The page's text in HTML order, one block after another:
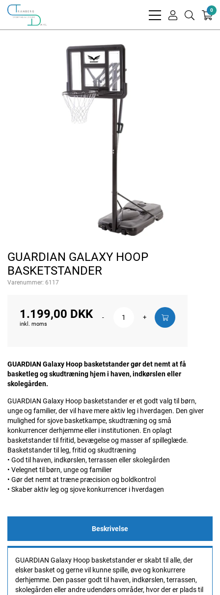
bars
user
search
0
GUARDIAN GALAXY HOOP
BASKETSTANDER
Varenummer: 6117
1.199,00 DKK
inkl. moms
- +
GUARDIAN Galaxy Hoop basketstander gør det nemt at få
basketleg og skudtræning hjem i haven, indkørslen eller
skolegården.
GUARDIAN Galaxy Hoop basketstander er et godt valg til børn,
unge og familier, der vil have mere aktiv leg i hverdagen. Den giver
mulighed for sjove basketkampe, skudtræning og små
konkurrencer derhjemme eller i institutionen. En oplagt
basketstander til fritid, bevægelse og masser af spilleglæde.
Basketstander til leg, fritid og skudtræning
• God til haven, indkørslen, terrassen eller skolegården
• Velegnet til børn, unge og familier
• Gør det nemt at træne præcision og boldkontrol
• Skaber aktiv leg og sjove konkurrencer i hverdagen
Beskrivelse
GUARDIAN Galaxy Hoop basketstander er skabt til alle, der
elsker basket og gerne vil kunne spille, øve og konkurrere
derhjemme. Den passer godt til haven, indkørslen, terrassen,
skolegården eller andre udendørs områder, hvor der er plads til